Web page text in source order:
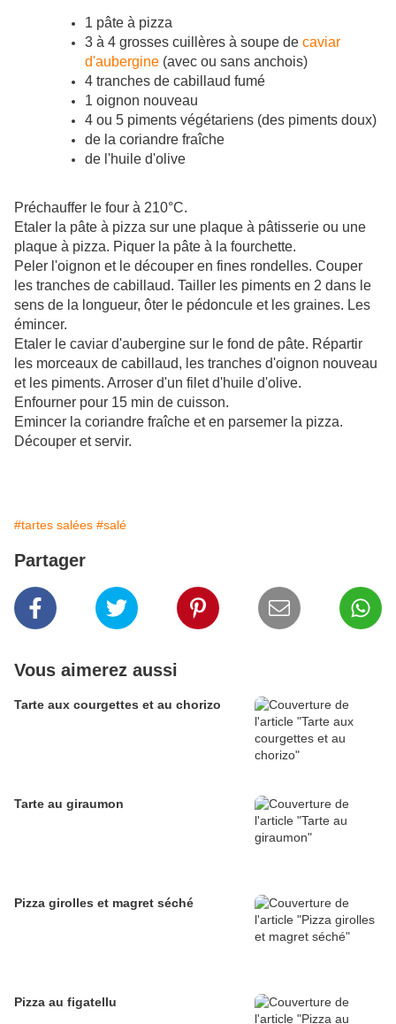
1 pâte à pizza
3 à 4 grosses cuillères à soupe de caviar
d'aubergine (avec ou sans anchois)
4 tranches de cabillaud fumé
1 oignon nouveau
4 ou 5 piments végétariens (des piments doux)
de la coriandre fraîche
de l'huile d'olive
Préchauffer le four à 210°C.
Etaler la pâte à pizza sur une plaque à pâtisserie ou une
plaque à pizza. Piquer la pâte à la fourchette.
Peler l'oignon et le découper en fines rondelles. Couper
les tranches de cabillaud. Tailler les piments en 2 dans le
sens de la longueur, ôter le pédoncule et les graines. Les
émincer.
Etaler le caviar d'aubergine sur le fond de pâte. Répartir
les morceaux de cabillaud, les tranches d'oignon nouveau
et les piments. Arroser d'un filet d'huile d'olive.
Enfourner pour 15 min de cuisson.
Emincer la coriandre fraîche et en parsemer la pizza.
Découper et servir.
#tartes salées #salé
Partager
Vous aimerez aussi
Tarte aux courgettes et au chorizo
Tarte au giraumon
Pizza girolles et magret séché
Pizza au figatellu